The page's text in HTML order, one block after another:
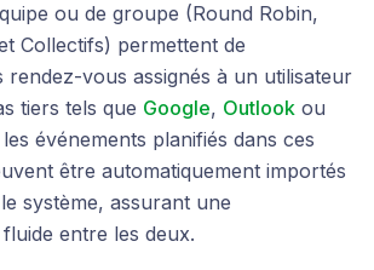
ou de groupe (Round Robin,
Collectifs) permettent de
rendez-vous assignés à un utilisateur
tiers tels que Google, Outlook ou
événements planifiés dans ces
être automatiquement importés
système, assurant une
entre les deux.